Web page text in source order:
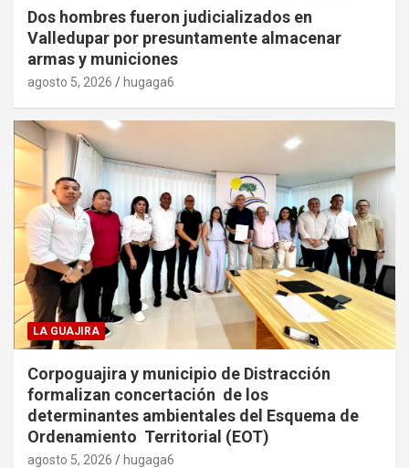
Dos hombres fueron judicializados en
Valledupar por presuntamente almacenar
armas y municiones
agosto 5, 2026 hugaga6
LA GUAJIRA
Corpoguajira y municipio de Distracción
formalizan concertación de los
determinantes ambientales del Esquema de
Ordenamiento Territorial (EOT)
agosto 5, 2026 hugaga6